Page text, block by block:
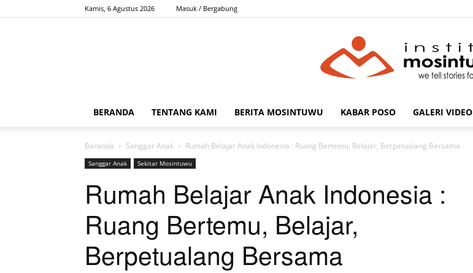
Kamis, 6 Agustus 2026 Masuk / Bergabung
BERANDA TENTANG KAMI BERITA MOSINTUWU KABAR POSO GALERI VIDEO
Beranda Sanggar Anak Rumah Belajar Anak Indonesia : Ruang Bertemu, Belajar, Berpetualang Bersama
Sanggar Anak Sekitar Mosintuwu
Rumah Belajar Anak Indonesia :
Ruang Bertemu, Belajar,
Berpetualang Bersama